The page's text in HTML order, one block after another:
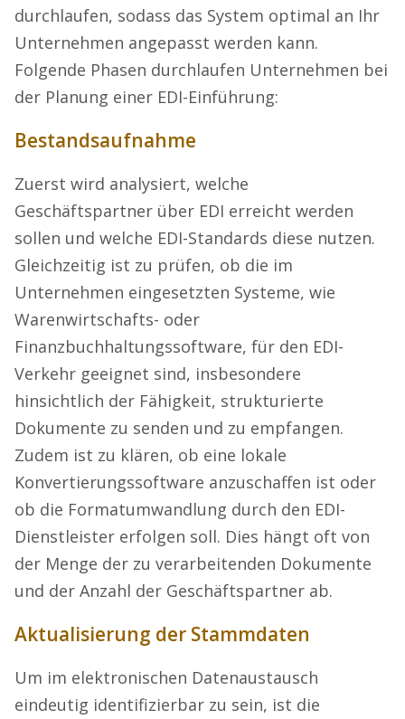
durchlaufen, sodass das System optimal an Ihr
Unternehmen angepasst werden kann.
Folgende Phasen durchlaufen Unternehmen bei
der Planung einer EDI-Einführung:
Bestandsaufnahme
Zuerst wird analysiert, welche
Geschäftspartner über EDI erreicht werden
sollen und welche EDI-Standards diese nutzen.
Gleichzeitig ist zu prüfen, ob die im
Unternehmen eingesetzten Systeme, wie
Warenwirtschafts- oder
Finanzbuchhaltungssoftware, für den EDI-
Verkehr geeignet sind, insbesondere
hinsichtlich der Fähigkeit, strukturierte
Dokumente zu senden und zu empfangen.
Zudem ist zu klären, ob eine lokale
Konvertierungssoftware anzuschaffen ist oder
ob die Formatumwandlung durch den EDI-
Dienstleister erfolgen soll. Dies hängt oft von
der Menge der zu verarbeitenden Dokumente
und der Anzahl der Geschäftspartner ab.
Aktualisierung der Stammdaten
Um im elektronischen Datenaustausch
eindeutig identifizierbar zu sein, ist die